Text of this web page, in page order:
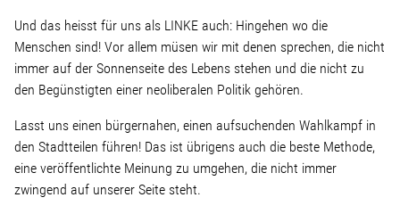
Und das heisst für uns als LINKE auch: Hingehen wo die
Menschen sind! Vor allem müsen wir mit denen sprechen, die nicht
immer auf der Sonnenseite des Lebens stehen und die nicht zu
den Begünstigten einer neoliberalen Politik gehören.
Lasst uns einen bürgernahen, einen aufsuchenden Wahlkampf in
den Stadtteilen führen! Das ist übrigens auch die beste Methode,
eine veröffentlichte Meinung zu umgehen, die nicht immer
zwingend auf unserer Seite steht.